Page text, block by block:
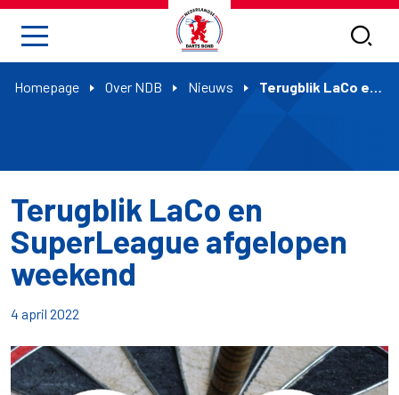
Homepage Over NDB Nieuws Terugblik LaCo en SuperLeague afgelopen weekend
Terugblik LaCo en
SuperLeague afgelopen
weekend
4 april 2022